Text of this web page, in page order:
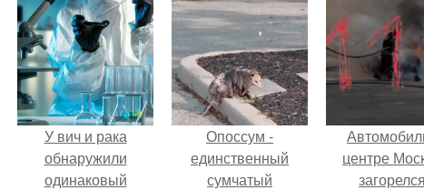
человек.
У вич и рака
обнаружили
одинаковый
Опоссум -
единственный
сумчатый
центре